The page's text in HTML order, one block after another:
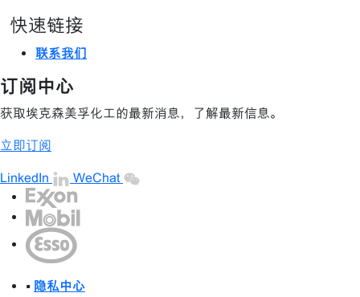
快速链接
联系我们
订阅中心
获取埃克森美孚化工的最新消息，了解最新信息。
立即订阅
LinkedIn WeChat
• 隐私中心